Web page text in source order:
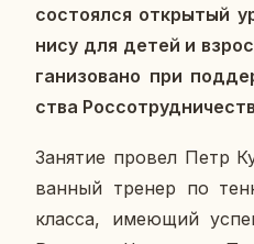
со­сто­ял­ся от­кры­тый
ни­су для детей и
га­ни­зо­ва­но при
ства
За­ня­тие провел Петр
ван­ный тренер по
класса, име­ю­щий